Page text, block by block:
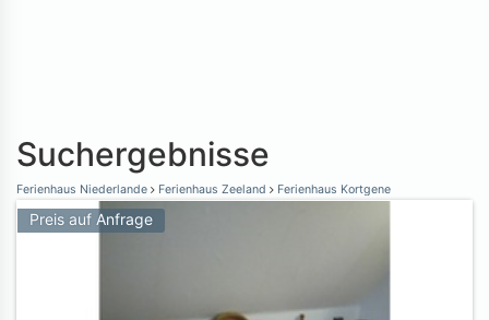
Suchergebnisse
Ferienhaus Niederlande Ferienhaus Zeeland Ferienhaus Kortgene
Preis auf Anfrage